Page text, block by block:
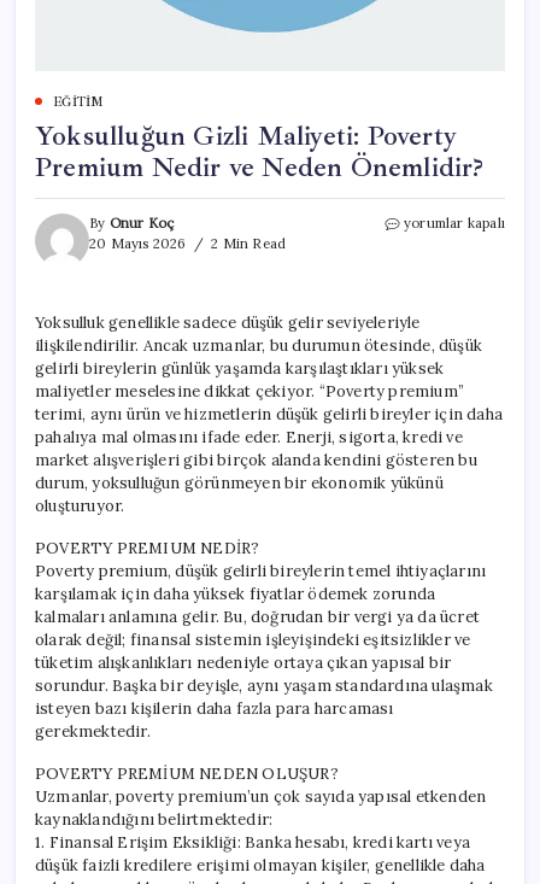
EĞITIM
Yoksulluğun Gizli Maliyeti: Poverty
Premium Nedir ve Neden Önemlidir?
By Onur Koç
20 Mayıs 2026
2 Min Read
Yoksulluğun
Nedir
ve
Neden
Önemlidir?
için
yorumlar kapalı
Yoksulluk genellikle sadece düşük gelir seviyeleriyle
ilişkilendirilir. Ancak uzmanlar, bu durumun ötesinde, düşük
gelirli bireylerin günlük yaşamda karşılaştıkları yüksek
maliyetler meselesine dikkat çekiyor. “Poverty premium”
terimi, aynı ürün ve hizmetlerin düşük gelirli bireyler için daha
pahalıya mal olmasını ifade eder. Enerji, sigorta, kredi ve
market alışverişleri gibi birçok alanda kendini gösteren bu
durum, yoksulluğun görünmeyen bir ekonomik yükünü
oluşturuyor.
POVERTY PREMIUM NEDİR?
Poverty premium, düşük gelirli bireylerin temel ihtiyaçlarını
karşılamak için daha yüksek fiyatlar ödemek zorunda
kalmaları anlamına gelir. Bu, doğrudan bir vergi ya da ücret
olarak değil; finansal sistemin işleyişindeki eşitsizlikler ve
tüketim alışkanlıkları nedeniyle ortaya çıkan yapısal bir
sorundur. Başka bir deyişle, aynı yaşam standardına ulaşmak
isteyen bazı kişilerin daha fazla para harcaması
gerekmektedir.
POVERTY PREMİUM NEDEN OLUŞUR?
Uzmanlar, poverty premium’un çok sayıda yapısal etkenden
kaynaklandığını belirtmektedir:
1. Finansal Erişim Eksikliği: Banka hesabı, kredi kartı veya
düşük faizli kredilere erişimi olmayan kişiler, genellikle daha